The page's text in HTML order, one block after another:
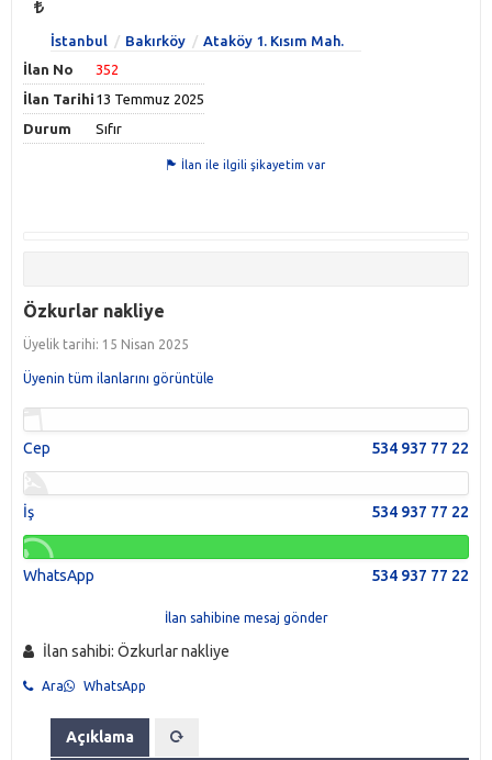
İstanbul Bakırköy
Ataköy 1. Kısım Mah.
İlan No
352
İlan Tarihi 13 Temmuz 2025
Durum
Sıfır
İlan ile ilgili şikayetim var
Özkurlar nakliye
Üyelik tarihi: 15 Nisan 2025
Üyenin tüm ilanlarını görüntüle
Cep 534 937 77 22
İş 534 937 77 22
WhatsApp 534 937 77 22
İlan sahibine mesaj gönder
İlan sahibi: Özkurlar nakliye
Ara WhatsApp
Açıklama